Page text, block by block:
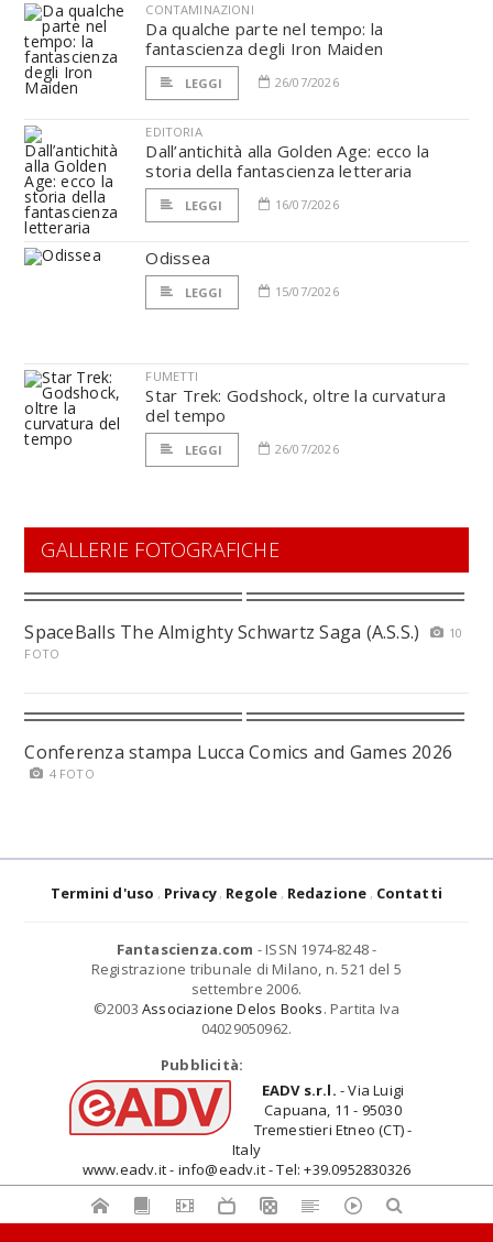
CONTAMINAZIONI
Da qualche parte nel tempo: la
fantascienza degli Iron Maiden
LEGGI 26/07/2026
EDITORIA
Dall’antichità alla Golden Age: ecco la
storia della fantascienza letteraria
LEGGI 16/07/2026
Odissea
LEGGI 15/07/2026
FUMETTI
Star Trek: Godshock, oltre la curvatura
del tempo
LEGGI 26/07/2026
GALLERIE FOTOGRAFICHE
SpaceBalls The Almighty Schwartz Saga (A.S.S.)
10
FOTO
Conferenza stampa Lucca Comics and Games 2026
4 FOTO
Termini d'uso Privacy Regole Redazione Contatti
Fantascienza.com - ISSN 1974-8248 -
Registrazione tribunale di Milano, n. 521 del 5
settembre 2006.
©2003 Associazione Delos Books. Partita Iva
04029050962.
Pubblicità:
EADV s.r.l. - Via Luigi
Capuana, 11 - 95030
Tremestieri Etneo (CT) -
Italy
www.eadv.it - info@eadv.it - Tel: +39.0952830326